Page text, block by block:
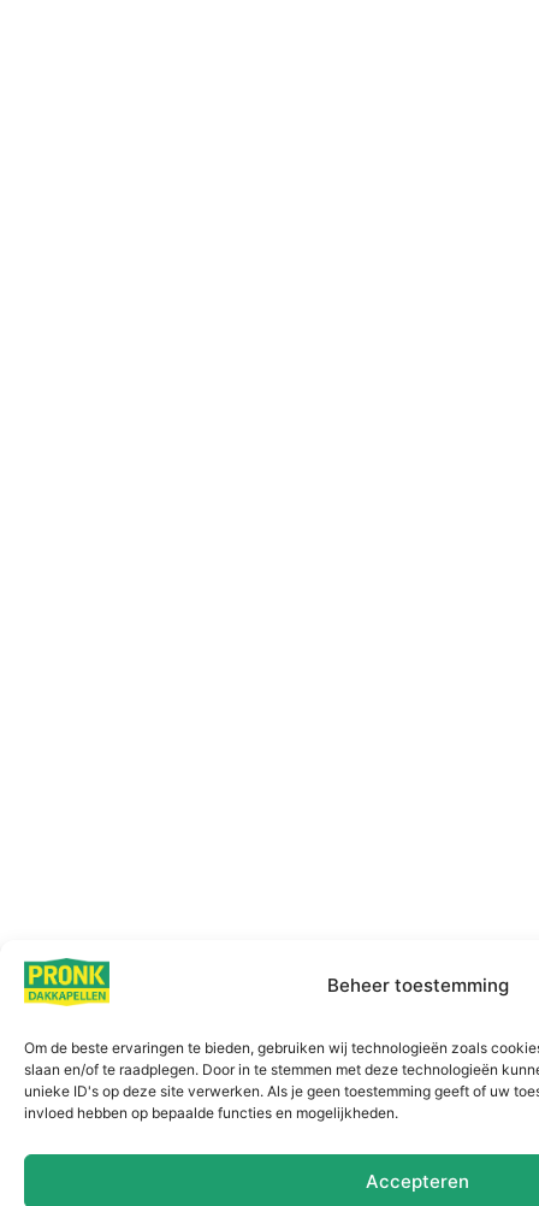
Beheer toestemming
Om de beste ervaringen te bieden, gebruiken wij technologieën zoals
slaan en/of te raadplegen. Door in te stemmen met deze technologieën
unieke ID's op deze site verwerken. Als je geen toestemming geeft of uw
invloed hebben op bepaalde functies en mogelijkheden.
Accepteren